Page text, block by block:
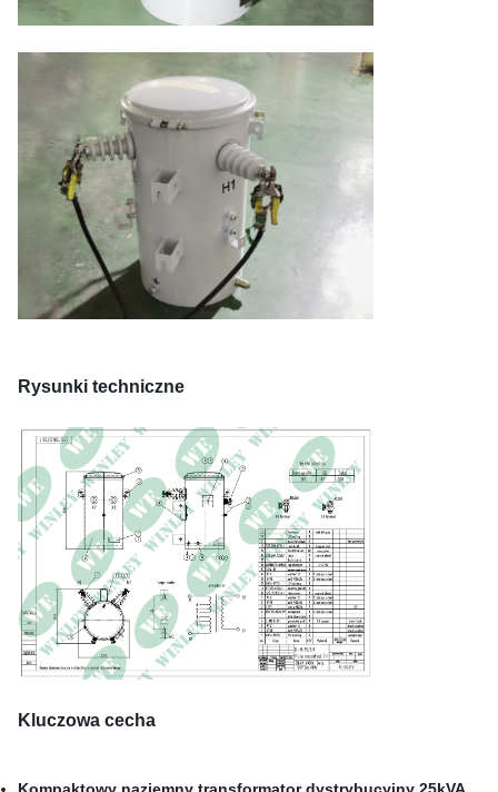
Rysunki techniczne
Kluczowa cecha